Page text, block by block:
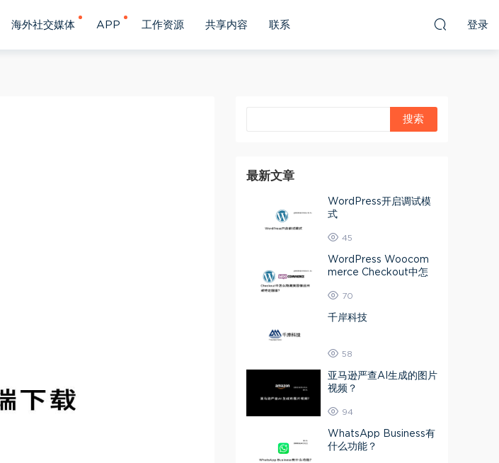
海外社交媒体 APP 工作资源 共享内容 联系 登录
最新文章
WordPress开启调试模
式
45
WordPress Woocom
merce Checkout中怎
国家？
70
千岸科技
58
亚马逊严查AI生成的图片
视频？
94
WhatsApp Business有
什么功能？